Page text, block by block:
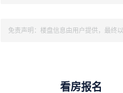
免责声明：楼盘信息由用户提供，最终
看房报名